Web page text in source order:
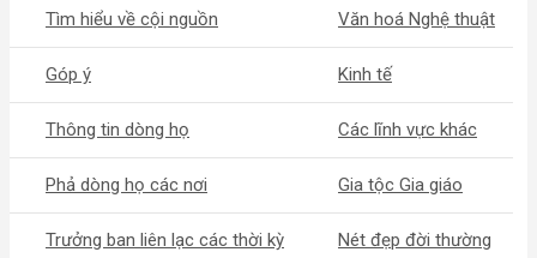
Tìm hiểu về cội nguồn
Góp ý
Thông tin dòng họ
Phả dòng họ các nơi
Trưởng ban liên lạc các thời kỳ
Văn hoá Nghệ thuật
Kinh tế
Các lĩnh vực khác
Gia tộc Gia giáo
Nét đẹp đời thường